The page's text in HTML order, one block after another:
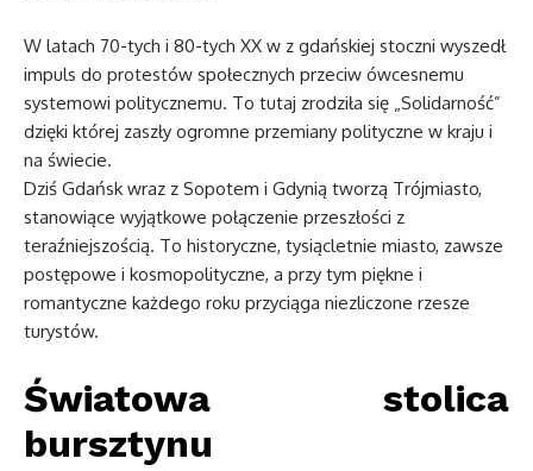
W latach 70-tych i 80-tych XX w z gdańskiej stoczni wyszedł
impuls do protestów społecznych przeciw ówcesnemu
systemowi politycznemu. To tutaj zrodziła się „Solidarność”
dzięki której zaszły ogromne przemiany polityczne w kraju i
na świecie.
Dziś Gdańsk wraz z Sopotem i Gdynią tworzą Trójmiasto,
stanowiące wyjątkowe połączenie przeszłości z
teraźniejszością. To historyczne, tysiącletnie miasto, zawsze
postępowe i kosmopolityczne, a przy tym piękne i
romantyczne każdego roku przyciąga niezliczone rzesze
turystów.
Światowa stolica
bursztynu